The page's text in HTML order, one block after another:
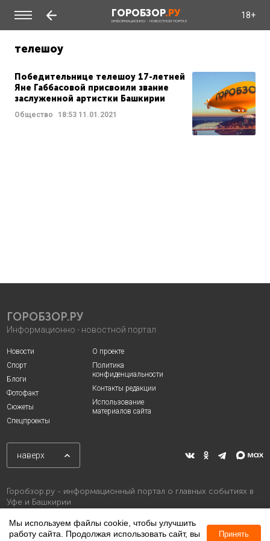
ГОРОБЗОР.РУ
ИНФОРМАЦИОННО - НОВОСТНОЙ ПОРТАЛ
18+
телешоу
Победительнице телешоу 17-летней
Яне Габбасовой присвоили звание
заслуженной артистки Башкирии
Общество 18:53 11.01.2021
ГОРОБЗОР.РУ
Информационно - новостной портал
Новости
Спорт
Блоги
Фотофакт
Сюжеты
Спецпроекты
О проекте
Политика
конфиденциальности
Контакты редакции
Использование
материалов сайта
наверх
Горобзор.ру - информационный портал о главных событиях в
Уфе и Башкирии
Мы используем файлы cookie, чтобы улучшить
работу сайта. Продолжая использовать сайт, вы
Принять